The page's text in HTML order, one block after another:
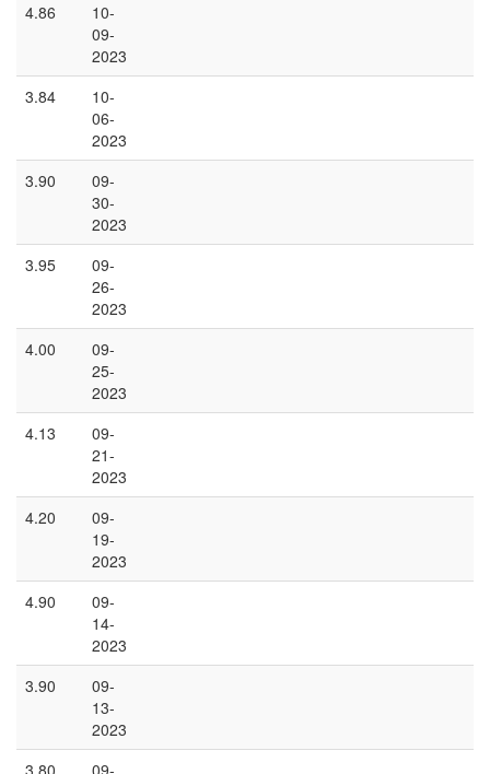
4.86
10-
09-
2023
3.84
10-
06-
2023
3.90
09-
30-
2023
3.95
09-
26-
2023
4.00
09-
25-
2023
4.13
09-
21-
2023
4.20
09-
19-
2023
4.90
09-
14-
2023
3.90
09-
13-
2023
3.80
09-